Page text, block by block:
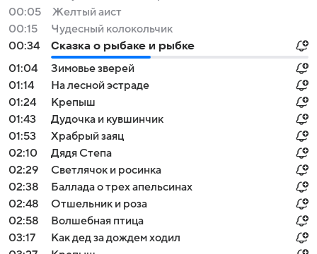
00:05
Желтый аист
00:15
Чудесный колокольчик
00:34
Сказка о рыбаке и рыбке
01:04
Зимовье зверей
01:14
На лесной эстраде
01:24
Крепыш
01:43
Дудочка и кувшинчик
01:53
Храбрый заяц
02:10
Дядя Степа
02:29
Светлячок и росинка
02:38
Баллада о трех апельсинах
02:48
Отшельник и роза
02:58
Волшебная птица
03:17
Как дед за дождем ходил